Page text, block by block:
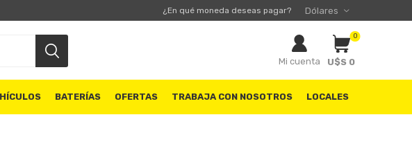
¿En qué moneda deseas pagar?
Mi cuenta
0
U$S 0
BATERÍAS OFERTAS TRABAJA CON NOSOTROS LOCALES